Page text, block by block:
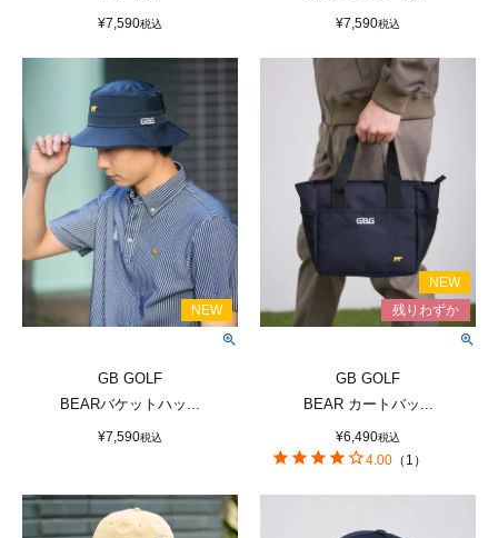
¥7,590税込 ¥7,590税込
GB GOLF
BEARバケットハッ...
¥7,590税込
GB GOLF
BEAR カートバッ...
¥6,490税込
4.00 （ 1 ）